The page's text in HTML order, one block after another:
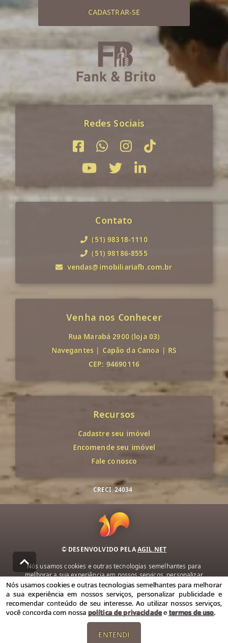
CADASTRAR-SE
Redes Sociais
Contato
(51) 98318-1110
(51) 98186-8555
vendas@imobiliariafb.com.br
Venha nos Conhecer
Rua Marabá 2900 (loja 03)
Navegantes | Capão da Canoa | RS
CEP: 94690116
Recursos
Cadastre seu imóvel
Encomende seu imóvel
Fale conosco
CRECI 24034
© DESENVOLVIDO PELAAGIL.NET
Nós usamos cookies e outras tecnologias semelhantes para
melhorar a sua experiência em nossos serviços, personalizar
publicidade e recomendar conteúdo de seu interesse. Ao utilizar
nossos serviços, você concorda com nossa política de privacidade e
termos de uso.
Política de Privacidade Termos de uso
Nós usamos cookies e outras tecnologias semelhantes para melhorar
a sua experiência em nossos serviços, personalizar publicidade e
recomendar conteúdo de seu interesse. Ao utilizar nossos serviços,
você concorda com nossa política de privacidadeetermos de uso.
ENTENDI